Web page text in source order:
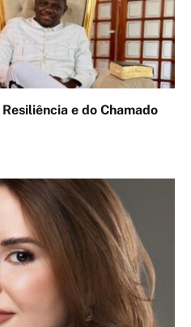
e do Chamado